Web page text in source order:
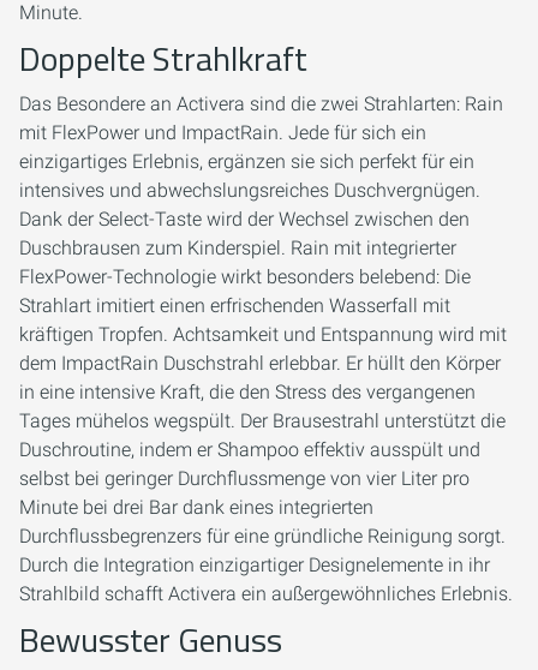
Minute.
Doppelte Strahlkraft
Das Besondere an Activera sind die zwei Strahlarten: Rain
mit FlexPower und ImpactRain. Jede für sich ein
einzigartiges Erlebnis, ergänzen sie sich perfekt für ein
intensives und abwechslungsreiches Duschvergnügen.
Dank der Select-Taste wird der Wechsel zwischen den
Duschbrausen zum Kinderspiel. Rain mit integrierter
FlexPower-Technologie wirkt besonders belebend: Die
Strahlart imitiert einen erfrischenden Wasserfall mit
kräftigen Tropfen. Achtsamkeit und Entspannung wird mit
dem ImpactRain Duschstrahl erlebbar. Er hüllt den Körper
in eine intensive Kraft, die den Stress des vergangenen
Tages mühelos wegspült. Der Brausestrahl unterstützt die
Duschroutine, indem er Shampoo effektiv ausspült und
selbst bei geringer Durchflussmenge von vier Liter pro
Minute bei drei Bar dank eines integrierten
Durchflussbegrenzers für eine gründliche Reinigung sorgt.
Durch die Integration einzigartiger Designelemente in ihr
Strahlbild schafft Activera ein außergewöhnliches Erlebnis.
Bewusster Genuss